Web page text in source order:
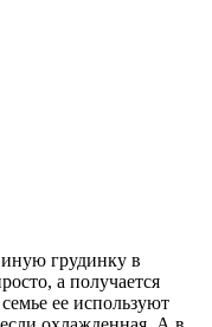
грудинку в
а получается
ее используют